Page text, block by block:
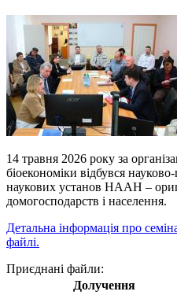
14 травня 2026 року за
біоекономіки відбувся
наукових установ НААН –
домогосподарств і населення.
Детальна інформація про
файлі.
Приєднані файли:
Долучення